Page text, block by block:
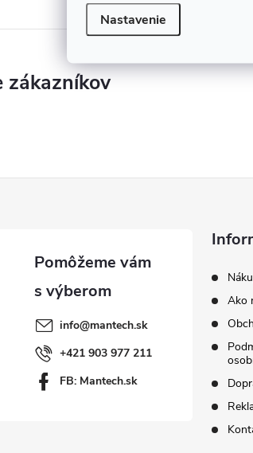
Nastavenie
zákazníkov
info@mantech.sk
+421 903 977 211
FB: Mantech.sk
Ako